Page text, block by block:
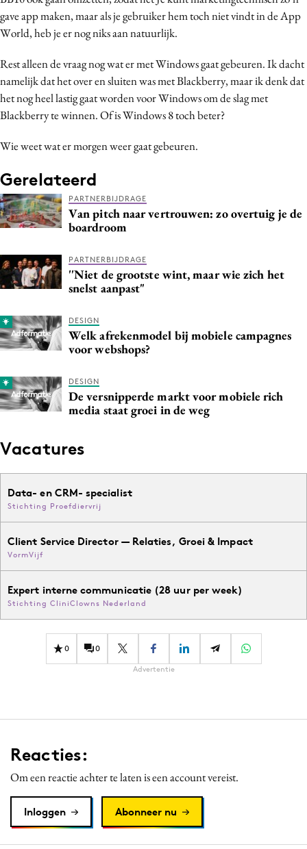
gave app maken, maar als je gebruiker hem toch niet vindt in de App
World, heb je er nog niks aan natuurlijk.
Rest alleen de vraag nog wat er met Windows gaat gebeuren. Ik dacht
namelijk dat het over en sluiten was met Blackberry, maar ik denk dat
het nog heel lastig gaat worden voor Windows om de slag met
Blackberry te winnen. Of is Windows 8 toch beter?
Wie weet wat er morgen weer gaat gebeuren.
Gerelateerd
PARTNERBIJDRAGE
Van pitch naar vertrouwen: zo overtuig je de
boardroom
PARTNERBIJDRAGE
''Niet de grootste wint, maar wie zich het
snelst aanpast"
DESIGN
Welk afrekenmodel bij mobiele campagnes
voor webshops?
DESIGN
De versnipperde markt voor mobiele rich
media staat groei in de weg
Vacatures
Data- en CRM- specialist
Stichting Proefdiervrij
Client Service Director — Relaties, Groei & Impact
VormVijf
Expert interne communicatie (28 uur per week)
Stichting CliniClowns Nederland
0 0
Advertentie
Reacties:
Om een reactie achter te laten is een account vereist.
Inloggen Abonneer nu